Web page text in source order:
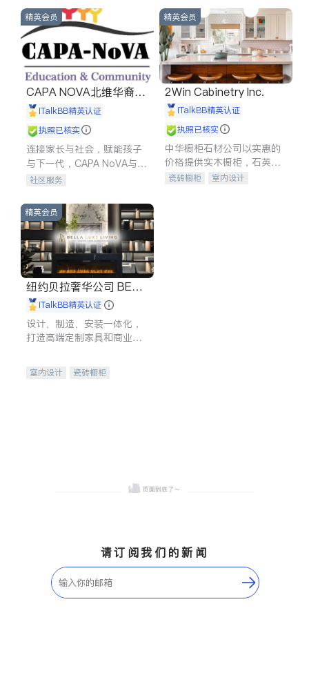
石。
精英会员
CAPA NOVA北维华裔家
长会iTalkBB精英认证
执照已核实
连接家长与社会，赋能孩子
与下一代，CAPA NoVA与您
携手建设包容、公平、充满
社区服务
精英会员
2Win Cabinetry Inc.
iTalkBB精英认证
执照已核实
中华橱柜石材公司以实惠的
价格提供实木橱柜，石英石
台面，多种优质不锈钢水
瓷砖橱柜
室内设计
精英会员
纽约贝拉奢华公司 BELL
A LUXE
iTalkBB精英认证
设计、制造、安装一体化，
打造高端定制家具和商业空
室内设计
瓷砖橱柜
请订阅我们的新闻